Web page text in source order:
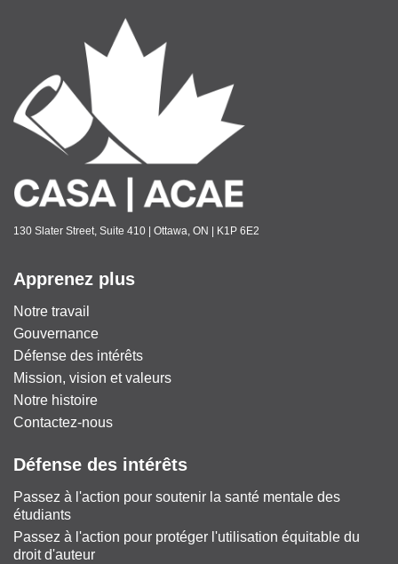
130 Slater Street, Suite 410 | Ottawa, ON | K1P 6E2
Apprenez plus
Notre travail
Gouvernance
Défense des intérêts
Mission, vision et valeurs
Notre histoire
Contactez-nous
Défense des intérêts
Passez à l'action pour soutenir la santé mentale des
étudiants
Passez à l'action pour protéger l'utilisation équitable du
droit d'auteur